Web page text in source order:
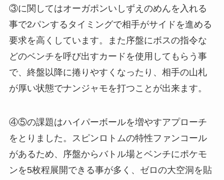
③に関してはオーガポンいしずえのめんを入れる
事で2パンするタイミングで相手がサイドを進める
要求を高くしています。また序盤にボスの指令な
どのベンチを呼び出すカードを使用してもらう事
で、終盤以降に捲りやすくなったり、相手の山札
が厚い状態でナンジャモを打つことが出来ます。
④⑤の課題はハイパーボールを増やすアプローチ
をとりました。スピンロトムの特性ファンコール
があるため、序盤からバトル場とベンチにポケモ
ンを5枚程展開できる事が多く、ゼロの大空洞を貼